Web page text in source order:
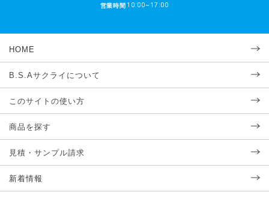
営業時間 10:00~17:00
HOME
B.S.Aサクライについて
このサイトの使い方
商品を探す
見積・サンプル請求
新着情報